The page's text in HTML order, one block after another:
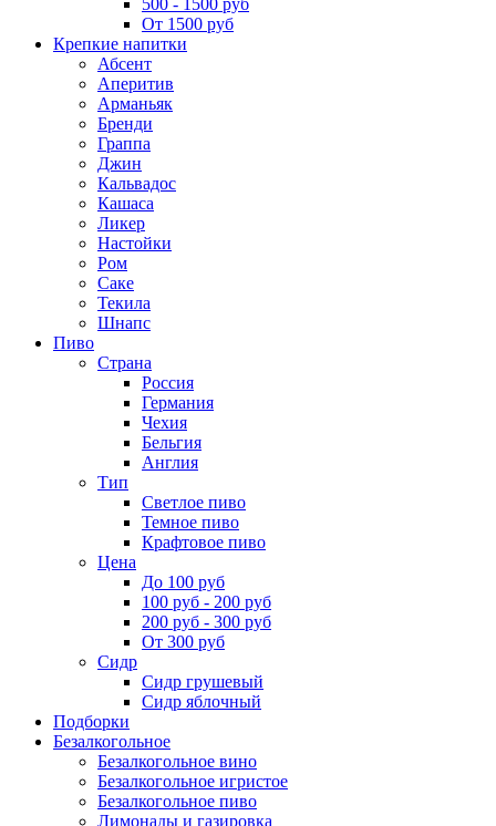
От 1500 руб
Крепкие напитки
Абсент
Аперитив
Арманьяк
Бренди
Граппа
Джин
Кальвадос
Кашаса
Ликер
Настойки
Ром
Саке
Текила
Шнапс
Пиво
Страна
Россия
Германия
Чехия
Бельгия
Англия
Тип
Светлое пиво
Темное пиво
Крафтовое пиво
Цена
До 100 руб
100 руб - 200 руб
200 руб - 300 руб
От 300 руб
Сидр
Сидр грушевый
Сидр яблочный
Подборки
Безалкогольное
Безалкогольное вино
Безалкогольное игристое
Безалкогольное пиво
Лимонады и газировка